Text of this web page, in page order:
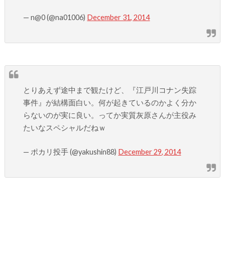
— n@0 (@na01006) December 31, 2014
とりあえず途中まで観たけど、『江戸川コナン失踪
事件』が結構面白い。何が起きているのかよく分か
らないのが実に良い。ってか実質灰原さんが主役み
たいなスペシャルだねｗ
— ポカリ投手 (@yakushin88) December 29, 2014